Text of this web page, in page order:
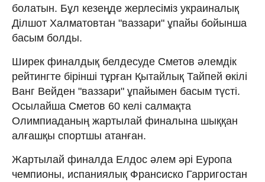
болатын. Бұл кезеңде жерлесіміз украиналық
Ділшот Халматовтан "ваззари" ұпайы бойынша
басым болды.
Ширек финалдық белдесуде Сметов әлемдік
рейтингте бірінші тұрған Қытайлық Тайпей өкілі
Ванг Вейден "ваззари" ұпайымен басым түсті.
Осылайша Сметов 60 келі салмақта
Олимпиаданың жартылай финалына шыққан
алғашқы спортшы атанған.
Жартылай финалда Елдос әлем әрі Еуропа
чемпионы, испаниялық Франсиско Гарригостан